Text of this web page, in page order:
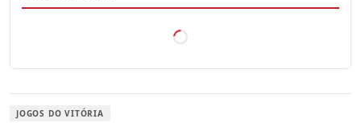
JOGOS DO VITÓRIA